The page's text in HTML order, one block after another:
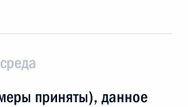
приняты), данное